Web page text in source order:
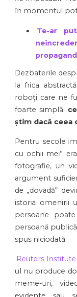
în momentul
Te-ar
Dezbaterile
la frica
roboți care ne
foarte simplă:
știm dacă ceea
Pentru secole
cu ochii mei”
fotografie, un
argument
de „dovadă”
istoria omenirii
persoane
persoană
spus niciodată.
Reuters Institute
ul nu produce
meme-uri,